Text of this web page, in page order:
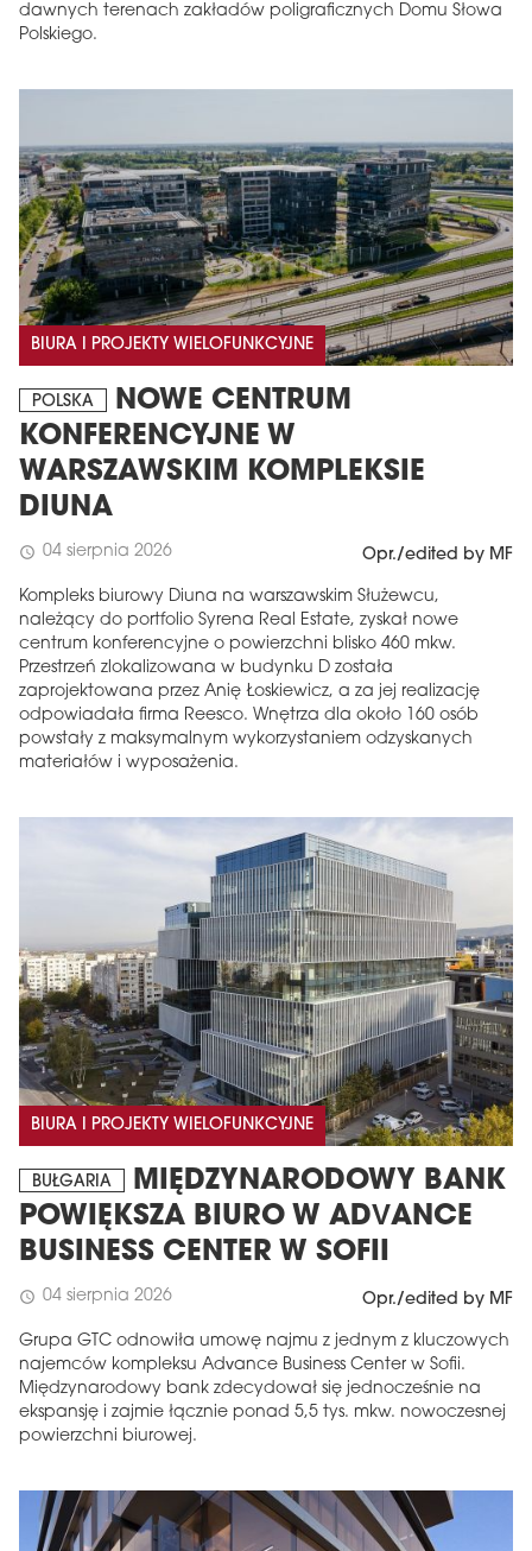
dawnych terenach zakładów poligraficznych Domu Słowa
Polskiego.
BIURA I PROJEKTY WIELOFUNKCYJNE
POLSKA
NOWE CENTRUM
KONFERENCYJNE W
WARSZAWSKIM KOMPLEKSIE
DIUNA
schedule 04 sierpnia 2026 Opr./edited by MF
Kompleks biurowy Diuna na warszawskim Służewcu,
należący do portfolio Syrena Real Estate, zyskał nowe
centrum konferencyjne o powierzchni blisko 460 mkw.
Przestrzeń zlokalizowana w budynku D została
zaprojektowana przez Anię Łoskiewicz, a za jej realizację
odpowiadała firma Reesco. Wnętrza dla około 160 osób
powstały z maksymalnym wykorzystaniem odzyskanych
materiałów i wyposażenia.
BIURA I PROJEKTY WIELOFUNKCYJNE
BUŁGARIA
MIĘDZYNARODOWY BANK
POWIĘKSZA BIURO W ADVANCE
BUSINESS CENTER W SOFII
schedule 04 sierpnia 2026 Opr./edited by MF
Grupa GTC odnowiła umowę najmu z jednym z kluczowych
najemców kompleksu Advance Business Center w Sofii.
Międzynarodowy bank zdecydował się jednocześnie na
ekspansję i zajmie łącznie ponad 5,5 tys. mkw. nowoczesnej
powierzchni biurowej.